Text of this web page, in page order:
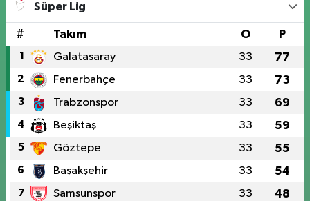
Süper Lig
# Takım O P
1 Galatasaray 33 77
2 Fenerbahçe 33 73
3 Trabzonspor 33 69
4 Beşiktaş 33 59
5 Göztepe 33 55
6 Başakşehir 33 54
7 Samsunspor 33 48